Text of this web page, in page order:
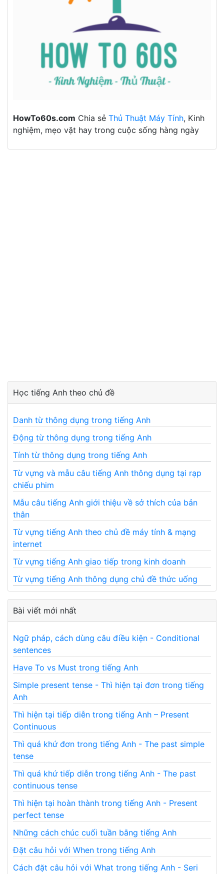
HowTo60s.com Chia sẻ Thủ Thuật Máy Tính, Kinh
nghiệm, mẹo vặt hay trong cuộc sống hàng ngày
Học tiếng Anh theo chủ đề
Danh từ thông dụng trong tiếng Anh
Động từ thông dụng trong tiếng Anh
Tính từ thông dụng trong tiếng Anh
Từ vựng và mẫu câu tiếng Anh thông dụng tại rạp
chiếu phim
Mẫu câu tiếng Anh giới thiệu về sở thích của bản
thân
Từ vựng tiếng Anh theo chủ đề máy tính & mạng
internet
Từ vựng tiếng Anh giao tiếp trong kinh doanh
Từ vựng tiếng Anh thông dụng chủ đề thức uống
Bài viết mới nhất
Ngữ pháp, cách dùng câu điều kiện - Conditional
sentences
Have To vs Must trong tiếng Anh
Simple present tense - Thì hiện tại đơn trong tiếng
Anh
Thì hiện tại tiếp diễn trong tiếng Anh – Present
Continuous
Thì quá khứ đơn trong tiếng Anh - The past simple
tense
Thì quá khứ tiếp diễn trong tiếng Anh - The past
continuous tense
Thì hiện tại hoàn thành trong tiếng Anh - Present
perfect tense
Những cách chúc cuối tuần bằng tiếng Anh
Đặt câu hỏi với When trong tiếng Anh
Cách đặt câu hỏi với What trong tiếng Anh - Seri